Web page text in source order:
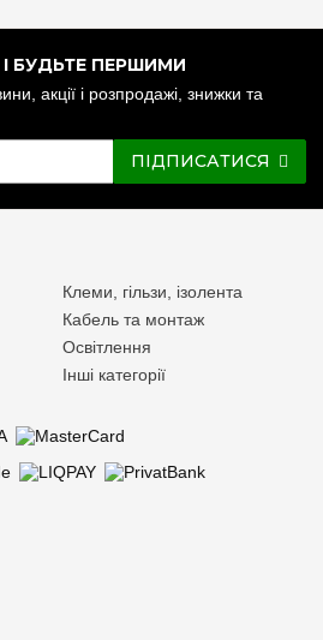
БУДЬТЕ ПЕРШИМИ
акції і розпродажі, знижки та
ПІДПИСАТИСЯ
Клеми, гільзи, ізолента
Кабель та монтаж
Освітлення
Інші категорії